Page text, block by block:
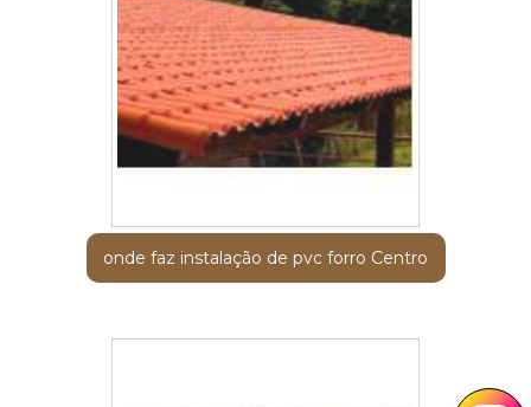
onde faz instalação de pvc forro Centro